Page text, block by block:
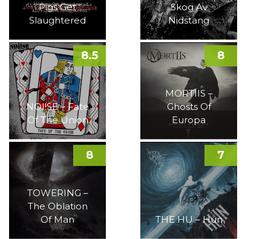
Pigs Get
Slaughtered
Skog Av
Nidstang
NOI!SE – Fate
Of The Union
8.5
MORTIIS –
Ghosts Of
Europa
8
TOWERING –
The Oblation
Of Man
8
THE HU – Hun
7